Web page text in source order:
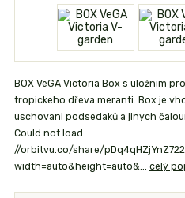
BOX VeGA Victoria Box s uložnim
tropickeho dřeva meranti. Box je
uschovani podsedaků a jinych
Could not load
//orbitvu.co/share/
width=auto&height=auto&... celý